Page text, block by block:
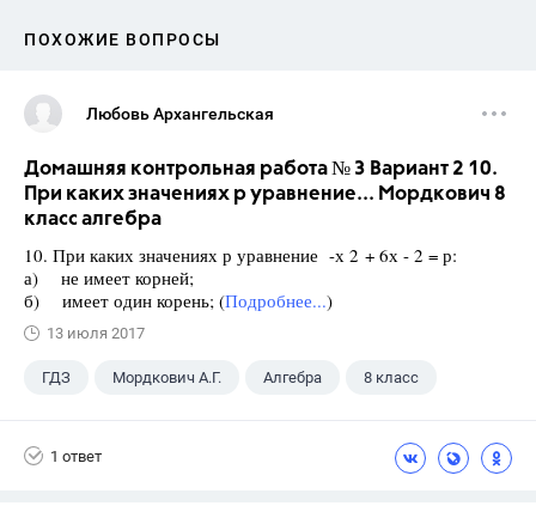
ПОХОЖИЕ ВОПРОСЫ
Любовь Архангельская
Домашняя контрольная работа № 3 Вариант 2 10.
При каких значениях р уравнение... Мордкович 8
класс алгебра
10. При каких значениях р уравнение -х 2 + 6х - 2 = р:
а) не имеет корней;
б) имеет один корень; (Подробнее...)
13 июля 2017
ГДЗ Мордкович А.Г. Алгебра 8 класс
1 ответ